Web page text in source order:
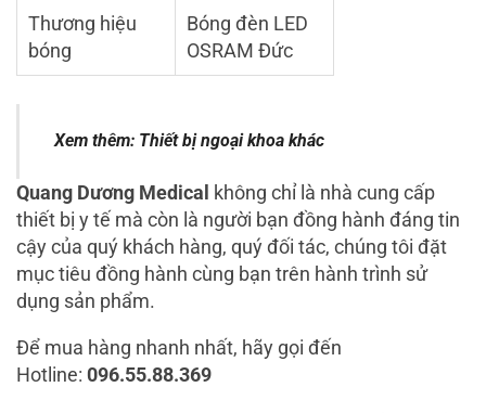
Thương hiệu
bóng
Bóng đèn LED
OSRAM Đức
Xem thêm: Thiết bị ngoại khoa khác
Quang Dương Medical không chỉ là nhà cung cấp
thiết bị y tế mà còn là người bạn đồng hành đáng tin
cậy của quý khách hàng, quý đối tác, chúng tôi đặt
mục tiêu đồng hành cùng bạn trên hành trình sử
dụng sản phẩm.
Để mua hàng nhanh nhất, hãy gọi đến
Hotline: 096.55.88.369